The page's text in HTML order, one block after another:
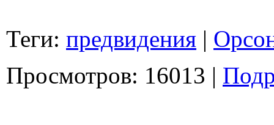
Теги: предвидения |
Просмотров: 16013 |